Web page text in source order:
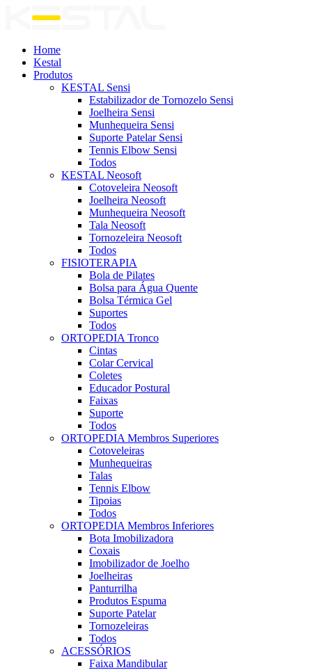
Home
Kestal
Produtos
KESTAL Sensi
Estabilizador de Tornozelo Sensi
Joelheira Sensi
Munhequeira Sensi
Suporte Patelar Sensi
Tennis Elbow Sensi
Todos
KESTAL Neosoft
Cotoveleira Neosoft
Joelheira Neosoft
Munhequeira Neosoft
Tala Neosoft
Tornozeleira Neosoft
Todos
FISIOTERAPIA
Bola de Pilates
Bolsa para Água Quente
Bolsa Térmica Gel
Suportes
Todos
ORTOPEDIA Tronco
Cintas
Colar Cervical
Coletes
Educador Postural
Faixas
Suporte
Todos
ORTOPEDIA Membros Superiores
Cotoveleiras
Munhequeiras
Talas
Tennis Elbow
Tipoias
Todos
ORTOPEDIA Membros Inferiores
Bota Imobilizadora
Coxais
Imobilizador de Joelho
Joelheiras
Panturrilha
Produtos Espuma
Suporte Patelar
Tornozeleiras
Todos
ACESSÓRIOS
Faixa Mandibular